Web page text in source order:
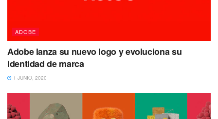
ADOBE
Adobe lanza su nuevo logo y evoluciona su
identidad de marca
1 JUNIO, 2020